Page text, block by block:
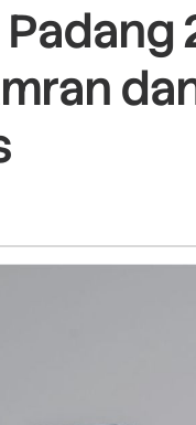
Tim
Pemenangan
Fadly
Amran